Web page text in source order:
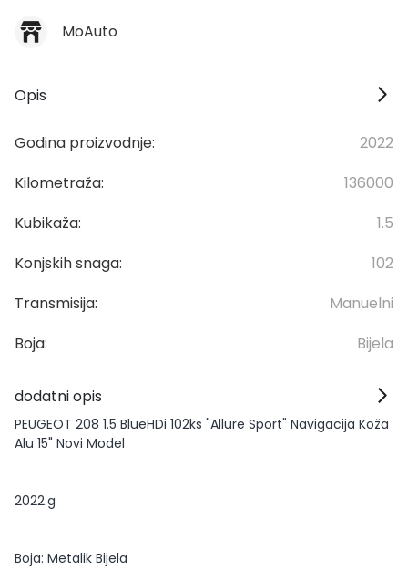
MoAuto
Opis
Godina proizvodnje:
2022
Kilometraža:
136000
Kubikaža:
1.5
Konjskih snaga:
102
Transmisija:
Manuelni
Boja:
Bijela
dodatni opis
PEUGEOT 208 1.5 BlueHDi 102ks "Allure Sport" Navigacija Koža
Alu 15" Novi Model
2022.g
Boja: Metalik Bijela